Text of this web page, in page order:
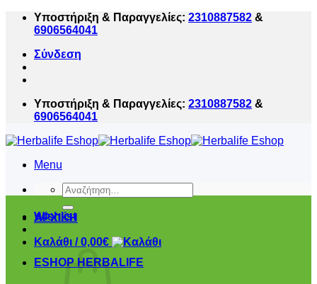
ΜετάβασηΥποστήριξη & Παραγγελίες: 2310887582 &
6906564041
Σύνδεση
Υποστήριξη & Παραγγελίες: 2310887582 &
6906564041
Menu
Αναζήτηση
για:
Wishlist
Καλάθι /0,00€
ΑΡΧΙΚΗ
ESHOP HERBALIFE